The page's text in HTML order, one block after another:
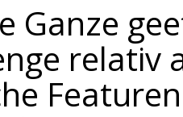
Ganze
relativ